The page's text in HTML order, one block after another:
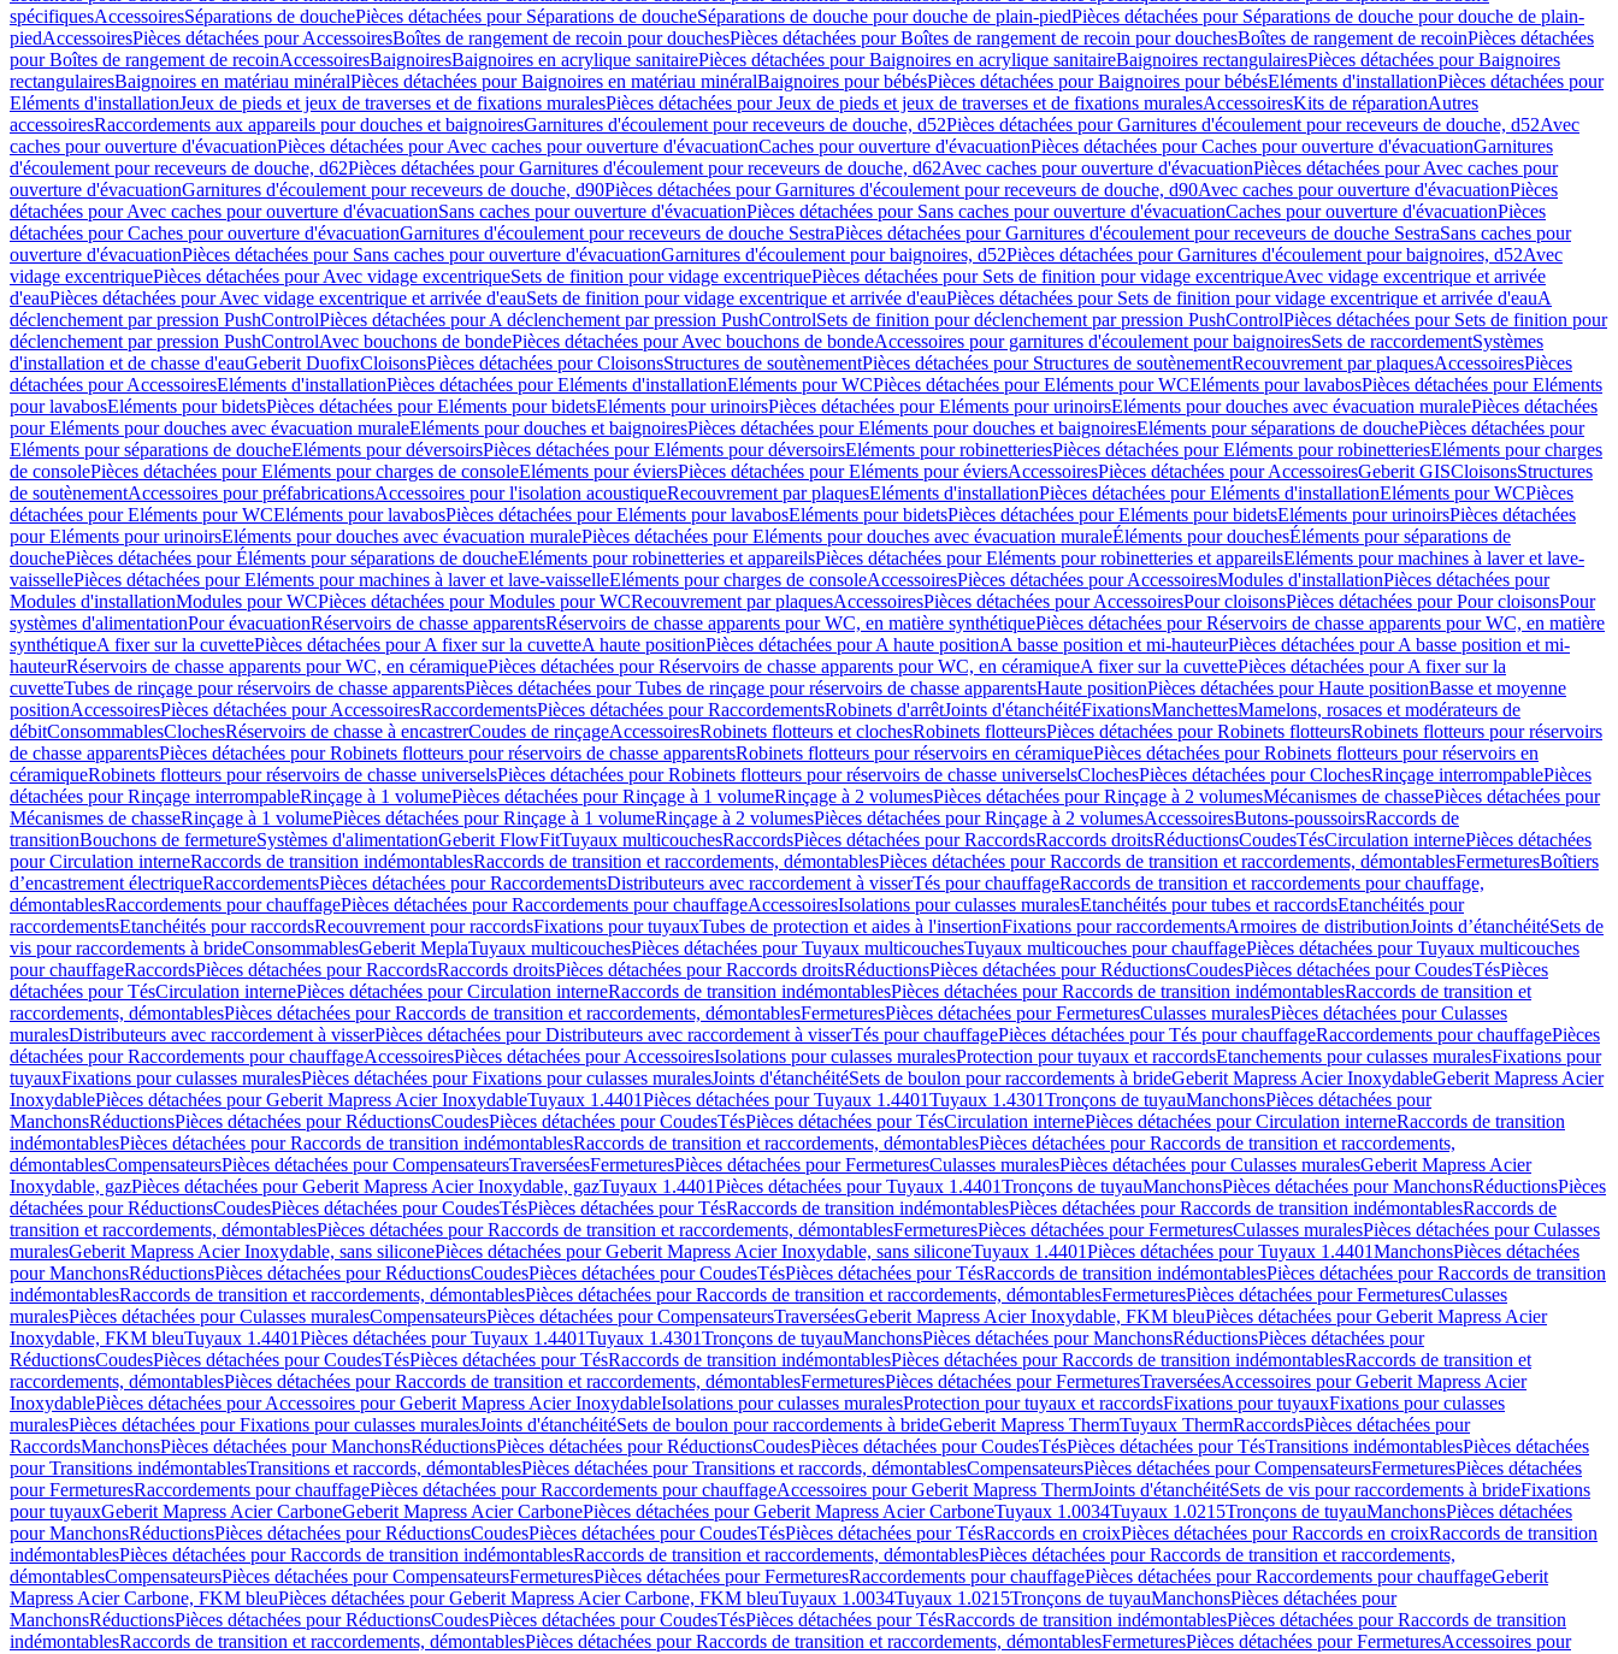
spécifiquesAccessoiresSéparations de douchePièces détachées pour Séparations de doucheSéparations de douche pour douche de plain-piedPièces détachées pour Séparations de douche pour douche de plain-
piedAccessoiresPièces détachées pour AccessoiresBoîtes de rangement de recoin pour douchesPièces détachées pour Boîtes de rangement de recoin pour douchesBoîtes de rangement de recoinPièces détachées
pour Boîtes de rangement de recoinAccessoiresBaignoiresBaignoires en acrylique sanitairePièces détachées pour Baignoires en acrylique sanitaireBaignoires rectangulairesPièces détachées pour Baignoires
rectangulairesBaignoires en matériau minéralPièces détachées pour Baignoires en matériau minéralBaignoires pour bébésPièces détachées pour Baignoires pour bébésEléments d'installationPièces détachées pour
Eléments d'installationJeux de pieds et jeux de traverses et de fixations muralesPièces détachées pour Jeux de pieds et jeux de traverses et de fixations muralesAccessoiresKits de réparationAutres
accessoiresRaccordements aux appareils pour douches et baignoiresGarnitures d'écoulement pour receveurs de douche, d52Pièces détachées pour Garnitures d'écoulement pour receveurs de douche, d52Avec
caches pour ouverture d'évacuationPièces détachées pour Avec caches pour ouverture d'évacuationCaches pour ouverture d'évacuationPièces détachées pour Caches pour ouverture d'évacuationGarnitures
d'écoulement pour receveurs de douche, d62Pièces détachées pour Garnitures d'écoulement pour receveurs de douche, d62Avec caches pour ouverture d'évacuationPièces détachées pour Avec caches pour
ouverture d'évacuationGarnitures d'écoulement pour receveurs de douche, d90Pièces détachées pour Garnitures d'écoulement pour receveurs de douche, d90Avec caches pour ouverture d'évacuationPièces
détachées pour Avec caches pour ouverture d'évacuationSans caches pour ouverture d'évacuationPièces détachées pour Sans caches pour ouverture d'évacuationCaches pour ouverture d'évacuationPièces
détachées pour Caches pour ouverture d'évacuationGarnitures d'écoulement pour receveurs de douche SestraPièces détachées pour Garnitures d'écoulement pour receveurs de douche SestraSans caches pour
ouverture d'évacuationPièces détachées pour Sans caches pour ouverture d'évacuationGarnitures d'écoulement pour baignoires, d52Pièces détachées pour Garnitures d'écoulement pour baignoires, d52Avec
vidage excentriquePièces détachées pour Avec vidage excentriqueSets de finition pour vidage excentriquePièces détachées pour Sets de finition pour vidage excentriqueAvec vidage excentrique et arrivée
d'eauPièces détachées pour Avec vidage excentrique et arrivée d'eauSets de finition pour vidage excentrique et arrivée d'eauPièces détachées pour Sets de finition pour vidage excentrique et arrivée d'eauA
déclenchement par pression PushControlPièces détachées pour A déclenchement par pression PushControlSets de finition pour déclenchement par pression PushControlPièces détachées pour Sets de finition pour
déclenchement par pression PushControlAvec bouchons de bondePièces détachées pour Avec bouchons de bondeAccessoires pour garnitures d'écoulement pour baignoiresSets de raccordementSystèmes
d'installation et de chasse d'eauGeberit DuofixCloisonsPièces détachées pour CloisonsStructures de soutènementPièces détachées pour Structures de soutènementRecouvrement par plaquesAccessoiresPièces
détachées pour AccessoiresEléments d'installationPièces détachées pour Eléments d'installationEléments pour WCPièces détachées pour Eléments pour WCEléments pour lavabosPièces détachées pour Eléments
pour lavabosEléments pour bidetsPièces détachées pour Eléments pour bidetsEléments pour urinoirsPièces détachées pour Eléments pour urinoirsEléments pour douches avec évacuation muralePièces détachées
pour Eléments pour douches avec évacuation muraleEléments pour douches et baignoiresPièces détachées pour Eléments pour douches et baignoiresEléments pour séparations de douchePièces détachées pour
Eléments pour séparations de doucheEléments pour déversoirsPièces détachées pour Eléments pour déversoirsEléments pour robinetteriesPièces détachées pour Eléments pour robinetteriesEléments pour charges
de consolePièces détachées pour Eléments pour charges de consoleEléments pour éviersPièces détachées pour Eléments pour éviersAccessoiresPièces détachées pour AccessoiresGeberit GISCloisonsStructures
de soutènementAccessoires pour préfabricationsAccessoires pour l'isolation acoustiqueRecouvrement par plaquesEléments d'installationPièces détachées pour Eléments d'installationEléments pour WCPièces
détachées pour Eléments pour WCEléments pour lavabosPièces détachées pour Eléments pour lavabosEléments pour bidetsPièces détachées pour Eléments pour bidetsEléments pour urinoirsPièces détachées
pour Eléments pour urinoirsEléments pour douches avec évacuation muralePièces détachées pour Eléments pour douches avec évacuation muraleÉléments pour douchesÉléments pour séparations de
douchePièces détachées pour Éléments pour séparations de doucheEléments pour robinetteries et appareilsPièces détachées pour Eléments pour robinetteries et appareilsEléments pour machines à laver et lave-
vaissellePièces détachées pour Eléments pour machines à laver et lave-vaisselleEléments pour charges de consoleAccessoiresPièces détachées pour AccessoiresModules d'installationPièces détachées pour
Modules d'installationModules pour WCPièces détachées pour Modules pour WCRecouvrement par plaquesAccessoiresPièces détachées pour AccessoiresPour cloisonsPièces détachées pour Pour cloisonsPour
systèmes d'alimentationPour évacuationRéservoirs de chasse apparentsRéservoirs de chasse apparents pour WC, en matière synthétiquePièces détachées pour Réservoirs de chasse apparents pour WC, en matière
synthétiqueA fixer sur la cuvettePièces détachées pour A fixer sur la cuvetteA haute positionPièces détachées pour A haute positionA basse position et mi-hauteurPièces détachées pour A basse position et mi-
hauteurRéservoirs de chasse apparents pour WC, en céramiquePièces détachées pour Réservoirs de chasse apparents pour WC, en céramiqueA fixer sur la cuvettePièces détachées pour A fixer sur la
cuvetteTubes de rinçage pour réservoirs de chasse apparentsPièces détachées pour Tubes de rinçage pour réservoirs de chasse apparentsHaute positionPièces détachées pour Haute positionBasse et moyenne
positionAccessoiresPièces détachées pour AccessoiresRaccordementsPièces détachées pour RaccordementsRobinets d'arrêtJoints d'étanchéitéFixationsManchettesMamelons, rosaces et modérateurs de
débitConsommablesClochesRéservoirs de chasse à encastrerCoudes de rinçageAccessoiresRobinets flotteurs et clochesRobinets flotteursPièces détachées pour Robinets flotteursRobinets flotteurs pour réservoirs
de chasse apparentsPièces détachées pour Robinets flotteurs pour réservoirs de chasse apparentsRobinets flotteurs pour réservoirs en céramiquePièces détachées pour Robinets flotteurs pour réservoirs en
céramiqueRobinets flotteurs pour réservoirs de chasse universelsPièces détachées pour Robinets flotteurs pour réservoirs de chasse universelsClochesPièces détachées pour ClochesRinçage interrompablePièces
détachées pour Rinçage interrompableRinçage à 1 volumePièces détachées pour Rinçage à 1 volumeRinçage à 2 volumesPièces détachées pour Rinçage à 2 volumesMécanismes de chassePièces détachées pour
Mécanismes de chasseRinçage à 1 volumePièces détachées pour Rinçage à 1 volumeRinçage à 2 volumesPièces détachées pour Rinçage à 2 volumesAccessoiresButons-poussoirsRaccords de
transitionBouchons de fermetureSystèmes d'alimentationGeberit FlowFitTuyaux multicouchesRaccordsPièces détachées pour RaccordsRaccords droitsRéductionsCoudesTésCirculation internePièces détachées
pour Circulation interneRaccords de transition indémontablesRaccords de transition et raccordements, démontablesPièces détachées pour Raccords de transition et raccordements, démontablesFermeturesBoîtiers
d’encastrement électriqueRaccordementsPièces détachées pour RaccordementsDistributeurs avec raccordement à visserTés pour chauffageRaccords de transition et raccordements pour chauffage,
démontablesRaccordements pour chauffagePièces détachées pour Raccordements pour chauffageAccessoiresIsolations pour culasses muralesEtanchéités pour tubes et raccordsEtanchéités pour
raccordementsEtanchéités pour raccordsRecouvrement pour raccordsFixations pour tuyauxTubes de protection et aides à l'insertionFixations pour raccordementsArmoires de distributionJoints d’étanchéitéSets de
vis pour raccordements à brideConsommablesGeberit MeplaTuyaux multicouchesPièces détachées pour Tuyaux multicouchesTuyaux multicouches pour chauffagePièces détachées pour Tuyaux multicouches
pour chauffageRaccordsPièces détachées pour RaccordsRaccords droitsPièces détachées pour Raccords droitsRéductionsPièces détachées pour RéductionsCoudesPièces détachées pour CoudesTésPièces
détachées pour TésCirculation internePièces détachées pour Circulation interneRaccords de transition indémontablesPièces détachées pour Raccords de transition indémontablesRaccords de transition et
raccordements, démontablesPièces détachées pour Raccords de transition et raccordements, démontablesFermeturesPièces détachées pour FermeturesCulasses muralesPièces détachées pour Culasses
muralesDistributeurs avec raccordement à visserPièces détachées pour Distributeurs avec raccordement à visserTés pour chauffagePièces détachées pour Tés pour chauffageRaccordements pour chauffagePièces
détachées pour Raccordements pour chauffageAccessoiresPièces détachées pour AccessoiresIsolations pour culasses muralesProtection pour tuyaux et raccordsEtanchements pour culasses muralesFixations pour
tuyauxFixations pour culasses muralesPièces détachées pour Fixations pour culasses muralesJoints d'étanchéitéSets de boulon pour raccordements à brideGeberit Mapress Acier InoxydableGeberit Mapress Acier
InoxydablePièces détachées pour Geberit Mapress Acier InoxydableTuyaux 1.4401Pièces détachées pour Tuyaux 1.4401Tuyaux 1.4301Tronçons de tuyauManchonsPièces détachées pour
ManchonsRéductionsPièces détachées pour RéductionsCoudesPièces détachées pour CoudesTésPièces détachées pour TésCirculation internePièces détachées pour Circulation interneRaccords de transition
indémontablesPièces détachées pour Raccords de transition indémontablesRaccords de transition et raccordements, démontablesPièces détachées pour Raccords de transition et raccordements,
démontablesCompensateursPièces détachées pour CompensateursTraverséesFermeturesPièces détachées pour FermeturesCulasses muralesPièces détachées pour Culasses muralesGeberit Mapress Acier
Inoxydable, gazPièces détachées pour Geberit Mapress Acier Inoxydable, gazTuyaux 1.4401Pièces détachées pour Tuyaux 1.4401Tronçons de tuyauManchonsPièces détachées pour ManchonsRéductionsPièces
détachées pour RéductionsCoudesPièces détachées pour CoudesTésPièces détachées pour TésRaccords de transition indémontablesPièces détachées pour Raccords de transition indémontablesRaccords de
transition et raccordements, démontablesPièces détachées pour Raccords de transition et raccordements, démontablesFermeturesPièces détachées pour FermeturesCulasses muralesPièces détachées pour Culasses
muralesGeberit Mapress Acier Inoxydable, sans siliconePièces détachées pour Geberit Mapress Acier Inoxydable, sans siliconeTuyaux 1.4401Pièces détachées pour Tuyaux 1.4401ManchonsPièces détachées
pour ManchonsRéductionsPièces détachées pour RéductionsCoudesPièces détachées pour CoudesTésPièces détachées pour TésRaccords de transition indémontablesPièces détachées pour Raccords de transition
indémontablesRaccords de transition et raccordements, démontablesPièces détachées pour Raccords de transition et raccordements, démontablesFermeturesPièces détachées pour FermeturesCulasses
muralesPièces détachées pour Culasses muralesCompensateursPièces détachées pour CompensateursTraverséesGeberit Mapress Acier Inoxydable, FKM bleuPièces détachées pour Geberit Mapress Acier
Inoxydable, FKM bleuTuyaux 1.4401Pièces détachées pour Tuyaux 1.4401Tuyaux 1.4301Tronçons de tuyauManchonsPièces détachées pour ManchonsRéductionsPièces détachées pour
RéductionsCoudesPièces détachées pour CoudesTésPièces détachées pour TésRaccords de transition indémontablesPièces détachées pour Raccords de transition indémontablesRaccords de transition et
raccordements, démontablesPièces détachées pour Raccords de transition et raccordements, démontablesFermeturesPièces détachées pour FermeturesTraverséesAccessoires pour Geberit Mapress Acier
InoxydablePièces détachées pour Accessoires pour Geberit Mapress Acier InoxydableIsolations pour culasses muralesProtection pour tuyaux et raccordsFixations pour tuyauxFixations pour culasses
muralesPièces détachées pour Fixations pour culasses muralesJoints d'étanchéitéSets de boulon pour raccordements à brideGeberit Mapress ThermTuyaux ThermRaccordsPièces détachées pour
RaccordsManchonsPièces détachées pour ManchonsRéductionsPièces détachées pour RéductionsCoudesPièces détachées pour CoudesTésPièces détachées pour TésTransitions indémontablesPièces détachées
pour Transitions indémontablesTransitions et raccords, démontablesPièces détachées pour Transitions et raccords, démontablesCompensateursPièces détachées pour CompensateursFermeturesPièces détachées
pour FermeturesRaccordements pour chauffagePièces détachées pour Raccordements pour chauffageAccessoires pour Geberit Mapress ThermJoints d'étanchéitéSets de vis pour raccordements à brideFixations
pour tuyauxGeberit Mapress Acier CarboneGeberit Mapress Acier CarbonePièces détachées pour Geberit Mapress Acier CarboneTuyaux 1.0034Tuyaux 1.0215Tronçons de tuyauManchonsPièces détachées
pour ManchonsRéductionsPièces détachées pour RéductionsCoudesPièces détachées pour CoudesTésPièces détachées pour TésRaccords en croixPièces détachées pour Raccords en croixRaccords de transition
indémontablesPièces détachées pour Raccords de transition indémontablesRaccords de transition et raccordements, démontablesPièces détachées pour Raccords de transition et raccordements,
démontablesCompensateursPièces détachées pour CompensateursFermeturesPièces détachées pour FermeturesRaccordements pour chauffagePièces détachées pour Raccordements pour chauffageGeberit
Mapress Acier Carbone, FKM bleuPièces détachées pour Geberit Mapress Acier Carbone, FKM bleuTuyaux 1.0034Tuyaux 1.0215Tronçons de tuyauManchonsPièces détachées pour
ManchonsRéductionsPièces détachées pour RéductionsCoudesPièces détachées pour CoudesTésPièces détachées pour TésRaccords de transition indémontablesPièces détachées pour Raccords de transition
indémontablesRaccords de transition et raccordements, démontablesPièces détachées pour Raccords de transition et raccordements, démontablesFermeturesPièces détachées pour FermeturesAccessoires pour